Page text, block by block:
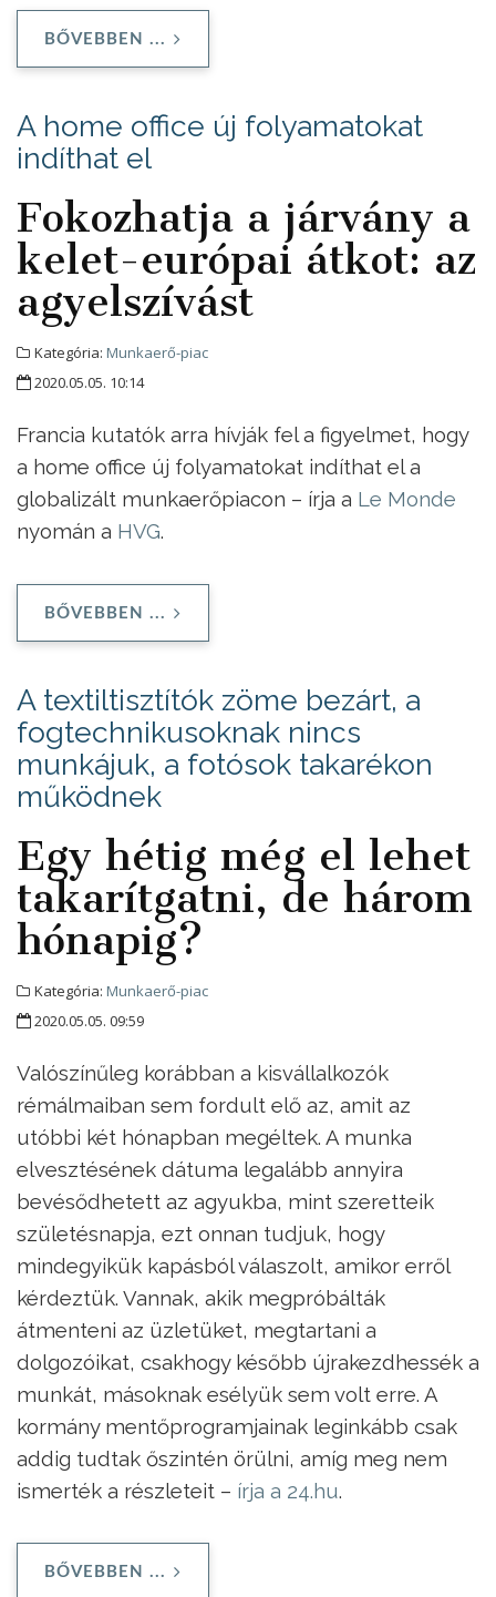
BŐVEBBEN ...
A home office új folyamatokat
indíthat el
Fokozhatja a járvány a
kelet-európai átkot: az
agyelszívást
Kategória: Munkaerő-piac
2020.05.05. 10:14
Francia kutatók arra hívják fel a figyelmet, hogy
a home office új folyamatokat indíthat el a
globalizált munkaerőpiacon – írja a Le Monde
nyomán a HVG.
BŐVEBBEN ...
A textiltisztítók zöme bezárt, a
fogtechnikusoknak nincs
munkájuk, a fotósok takarékon
működnek
Egy hétig még el lehet
takarítgatni, de három
hónapig?
Kategória: Munkaerő-piac
2020.05.05. 09:59
Valószínűleg korábban a kisvállalkozók
rémálmaiban sem fordult elő az, amit az
utóbbi két hónapban megéltek. A munka
elvesztésének dátuma legalább annyira
bevésődhetett az agyukba, mint szeretteik
születésnapja, ezt onnan tudjuk, hogy
mindegyikük kapásból válaszolt, amikor erről
kérdeztük. Vannak, akik megpróbálták
átmenteni az üzletüket, megtartani a
dolgozóikat, csakhogy később újrakezdhessék a
munkát, másoknak esélyük sem volt erre. A
kormány mentőprogramjainak leginkább csak
addig tudtak őszintén örülni, amíg meg nem
ismerték a részleteit – írja a 24.hu.
BŐVEBBEN ...